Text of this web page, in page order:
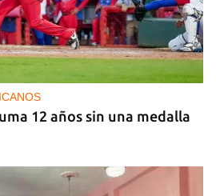
convocar a los
medidas" contra las
12 años sin una medalla